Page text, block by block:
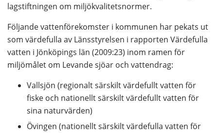
lagstiftningen om miljökvalitetsnormer.
Följande vattenförekomster i kommunen har pekats ut
som värdefulla av Länsstyrelsen i rapporten Värdefulla
vatten i Jönköpings län (2009:23) inom ramen för
miljömålet om Levande sjöar och vattendrag:
Vallsjön (regionalt särskilt värdefullt vatten för
fiske och nationellt särskilt värdefullt vatten för
sina naturvärden)
Övingen (nationellt särskilt värdefulla vatten för